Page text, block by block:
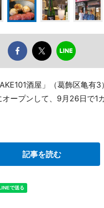
酒屋」（葛飾区亀有3
オープンして、9月26日で1
記事を読む